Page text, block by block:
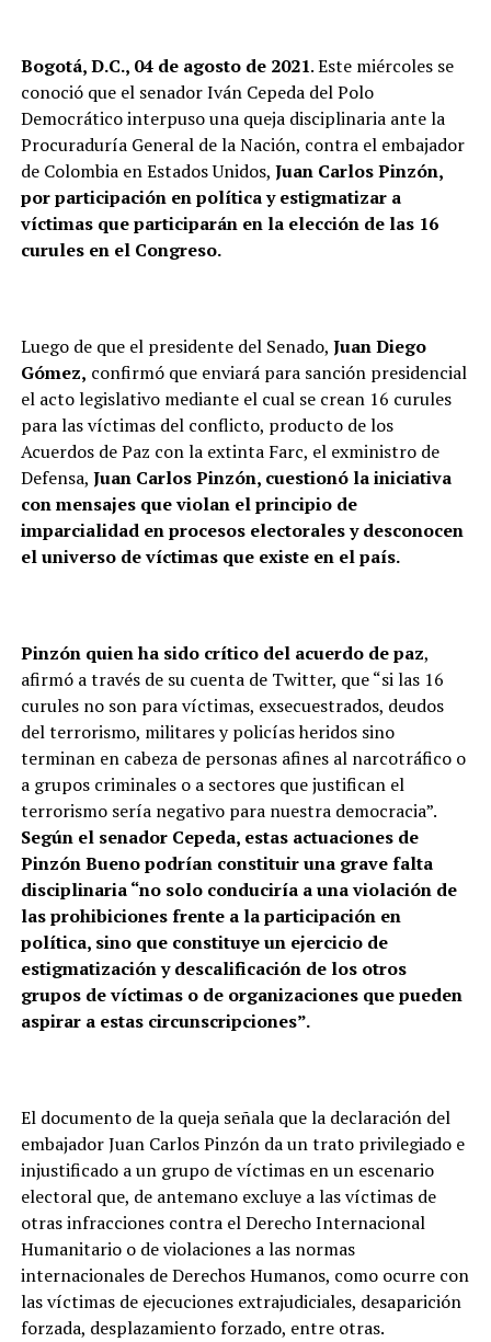
Bogotá, D.C., 04 de agosto de 2021. Este miércoles se
conoció que el senador Iván Cepeda del Polo
Democrático interpuso una queja disciplinaria ante la
Procuraduría General de la Nación, contra el embajador
de Colombia en Estados Unidos, Juan Carlos Pinzón,
por participación en política y estigmatizar a
víctimas que participarán en la elección de las 16
curules en el Congreso.
Luego de que el presidente del Senado, Juan Diego
Gómez, confirmó que enviará para sanción presidencial
el acto legislativo mediante el cual se crean 16 curules
para las víctimas del conflicto, producto de los
Acuerdos de Paz con la extinta Farc, el exministro de
Defensa, Juan Carlos Pinzón, cuestionó la iniciativa
con mensajes que violan el principio de
imparcialidad en procesos electorales y desconocen
el universo de víctimas que existe en el país.
Pinzón quien ha sido crítico del acuerdo de paz,
afirmó a través de su cuenta de Twitter, que “si las 16
curules no son para víctimas, exsecuestrados, deudos
del terrorismo, militares y policías heridos sino
terminan en cabeza de personas afines al narcotráfico o
a grupos criminales o a sectores que justifican el
terrorismo sería negativo para nuestra democracia”.
Según el senador Cepeda, estas actuaciones de
Pinzón Bueno podrían constituir una grave falta
disciplinaria “no solo conduciría a una violación de
las prohibiciones frente a la participación en
política, sino que constituye un ejercicio de
estigmatización y descalificación de los otros
grupos de víctimas o de organizaciones que pueden
aspirar a estas circunscripciones”.
El documento de la queja señala que la declaración del
embajador Juan Carlos Pinzón da un trato privilegiado e
injustificado a un grupo de víctimas en un escenario
electoral que, de antemano excluye a las víctimas de
otras infracciones contra el Derecho Internacional
Humanitario o de violaciones a las normas
internacionales de Derechos Humanos, como ocurre con
las víctimas de ejecuciones extrajudiciales, desaparición
forzada, desplazamiento forzado, entre otras.